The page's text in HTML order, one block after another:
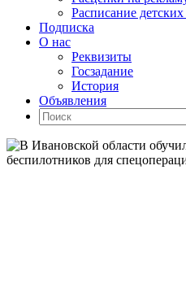
Расписание детских
Подписка
О нас
Реквизиты
Госзадание
История
Объявления
Поиск
Искать: